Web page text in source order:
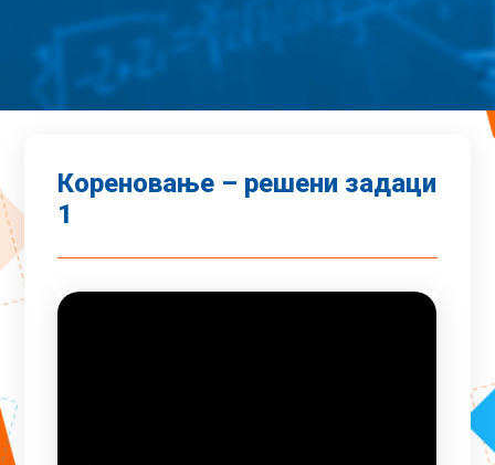
Кореновање – решени задаци
1